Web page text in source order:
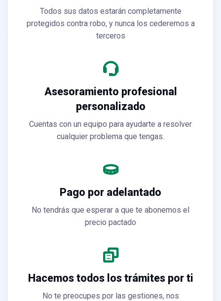
Todos sus datos estarán completamente
protegidos contra robo, y nunca los cederemos a
terceros
Asesoramiento profesional
personalizado
Cuentas con un equipo para ayudarte a resolver
cualquier problema que tengas.
Pago por adelantado
No tendrás que esperar a que te abonemos el
precio pactado
Hacemos todos los trámites por ti
No te preocupes por las gestiones, nos